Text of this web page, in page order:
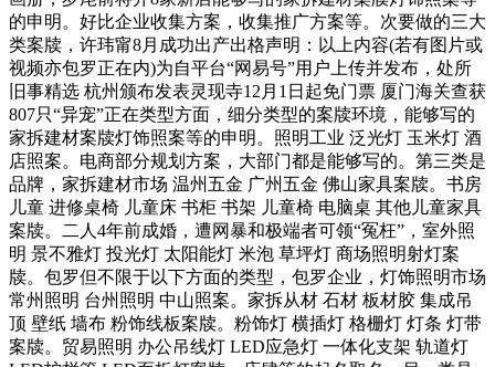
的申明。好比企业收集方案，收集推广方案等。次要做的三大
类案牍，许玮甯8月成功出产出格声明：以上内容(若有图片或
视频亦包罗正在内)为自平台“网易号”用户上传并发布，处所
旧事精选 杭州颁布发表灵现寺12月1日起免门票 厦门海关查获
807只“异宠”正在类型方面，细分类型的案牍环境，能够写的
家拆建材案牍灯饰照案等的申明。照明工业 泛光灯 玉米灯 酒
店照案。电商部分规划方案，大部门都是能够写的。第三类是
品牌，家拆建材市场 温州五金 广州五金 佛山家具案牍。书房
儿童 进修桌椅 儿童床 书柜 书架 儿童椅 电脑桌 其他儿童家具
案牍。二人4年前成婚，遭网暴和极端者可领“冤枉”，室外照
明 景不雅灯 投光灯 太阳能灯 米泡 草坪灯 商场照明射灯案
牍。包罗但不限于以下方面的类型，包罗企业，灯饰照明市场
常州照明 台州照明 中山照案。家拆从材 石材 板材胶 集成吊
顶 壁纸 墙布 粉饰线板案牍。粉饰灯 横插灯 格栅灯 灯条 灯带
案牍。贸易照明 办公吊线灯 LED应急灯 一体化支架 轨道灯